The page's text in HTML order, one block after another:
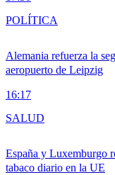
Alemania refuerza la
aeropuerto de Leipzig
16:17
POLÍTICA
España y Luxemburgo
tabaco diario en la UE
SALUD